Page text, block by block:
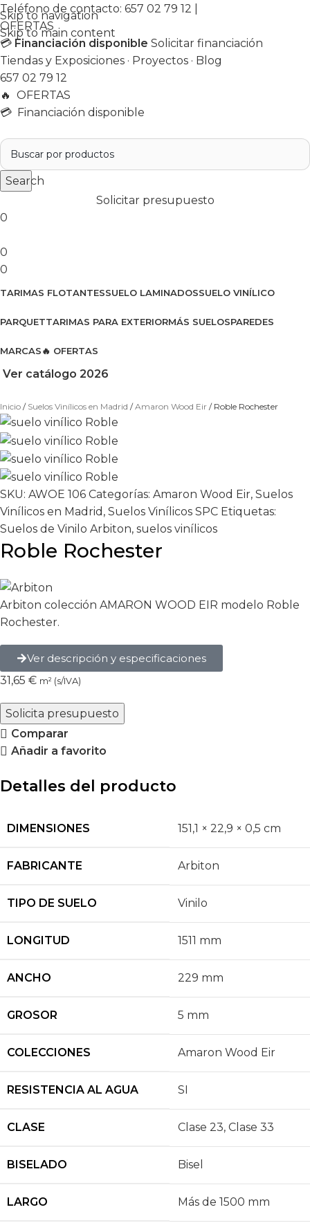
Skip to navigation
Skip to main content
Teléfono de contacto: 657 02 79 12
OFERTAS
💳 Financiación disponible Solicitar financiación
Tiendas y Exposiciones · Proyectos · Blog
657 02 79 12
🔥 OFERTAS
💳 Financiación disponible
Search
Solicitar presupuesto
0
0
0
TARIMAS FLOTANTESSUELO LAMINADOSSUELO VINÍLICO
PARQUETTARIMAS PARA EXTERIORMÁS SUELOSPAREDES
MARCAS🔥 OFERTAS
Ver catálogo 2026
Inicio Suelos Vinílicos en Madrid Amaron Wood Eir Roble Rochester
SKU: AWOE 106 Categorías: Amaron Wood Eir, Suelos
Vinílicos en Madrid , Suelos Vinílicos SPC Etiquetas:
Suelos de Vinilo Arbiton, suelos vinílicos
Roble Rochester
Arbiton colección AMARON WOOD EIR modelo Roble
Rochester.
Ver descripción y especificaciones
31,65 € m² (s/IVA)
Solicita presupuesto
Comparar
Añadir a favorito
Detalles del producto
DIMENSIONES 151,1 × 22,9 × 0,5 cm
FABRICANTE Arbiton
TIPO DE SUELO Vinilo
LONGITUD 1511 mm
ANCHO 229 mm
GROSOR 5 mm
COLECCIONES Amaron Wood Eir
RESISTENCIA AL AGUA SI
CLASE Clase 23, Clase 33
BISELADO Bisel
LARGO Más de 1500 mm